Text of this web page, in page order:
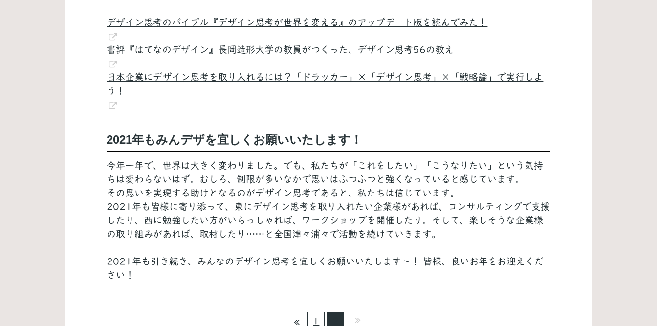
デザイン思考のバイブル『デザイン思考が世界を変える』のアップデート版を読んでみた！
書評『はてなのデザイン』長岡造形大学の教員がつくった、デザイン思考56の教え
日本企業にデザイン思考を取り入れるには？「ドラッカー」×「デザイン思考」×「戦略論」で実行しよ
う！
2021年もみんデザを宜しくお願いいたします！
今年一年で、世界は大きく変わりました。でも、私たちが「これをしたい」「こうなりたい」という気持
ちは変わらないはず。むしろ、制限が多いなかで思いはふつふつと強くなっていると感じています。
その思いを実現する助けとなるのがデザイン思考であると、私たちは信じています。
2021年も皆様に寄り添って、東にデザイン思考を取り入れたい企業様があれば、コンサルティングで支援
したり、西に勉強したい方がいらっしゃれば、ワークショップを開催したり。そして、楽しそうな企業様
の取り組みがあれば、取材したり……と全国津々浦々で活動を続けていきます。
2021年も引き続き、みんなのデザイン思考を宜しくお願いいたします〜！ 皆様、良いお年をお迎えくだ
さい！
1